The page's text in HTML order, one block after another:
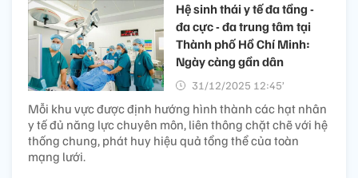
Hệ sinh thái y tế đa tầng -
đa cực - đa trung tâm tại
Thành phố Hồ Chí Minh:
Ngày càng gần dân
31/12/2025 12:45’
Mỗi khu vực được định hướng hình thành các hạt nhân
y tế đủ năng lực chuyên môn, liên thông chặt chẽ với hệ
thống chung, phát huy hiệu quả tổng thể của toàn
mạng lưới.